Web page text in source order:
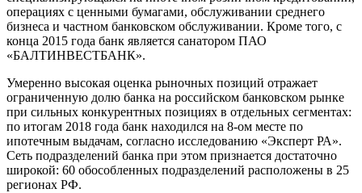
операциях с ценными бумагами, обслуживании среднего
бизнеса и частном банковском обслуживании. Кроме того, с
конца 2015 года банк является санатором ПАО
«БАЛТИНВЕСТБАНК».
Умеренно высокая оценка рыночных позиций отражает
ограниченную долю банка на российском банковском рынке
при сильных конкурентных позициях в отдельных сегментах:
по итогам 2018 года банк находился на 8-ом месте по
ипотечным выдачам, согласно исследованию «Эксперт РА».
Сеть подразделений банка при этом признается достаточно
широкой: 60 обособленных подразделений расположены в 25
регионах РФ.